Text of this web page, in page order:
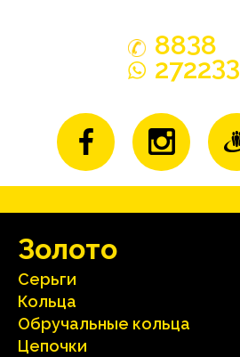
8838
272233
Зoлoтo
Серьги
Кольца
Oбручальные кольца
Цепочки